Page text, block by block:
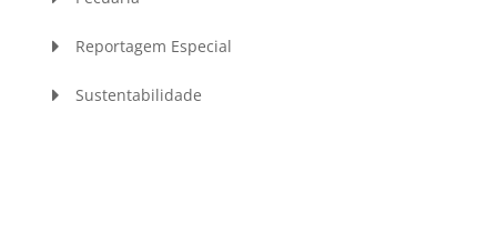
Reportagem Especial
Sustentabilidade